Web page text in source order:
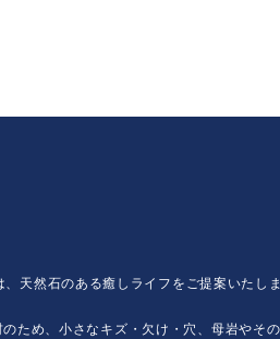
天然石のある癒しライフをご提案いたし
ため、小さなキズ・欠け・穴、母岩やそ